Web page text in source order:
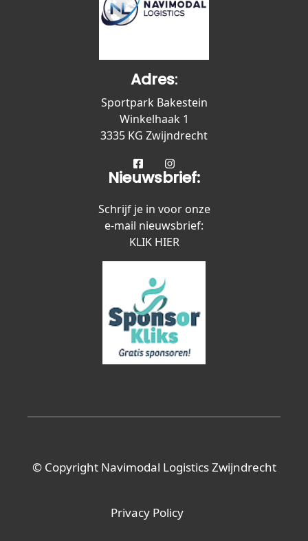
Adres:
Sportpark Bakestein
Winkelhaak 1
3335 KG Zwijndrecht
Nieuwsbrief:
Schrijf je in voor onze
e-mail nieuwsbrief:
KLIK HIER
© Copyright Navimodal Logistics Zwijndrecht
Privacy Policy